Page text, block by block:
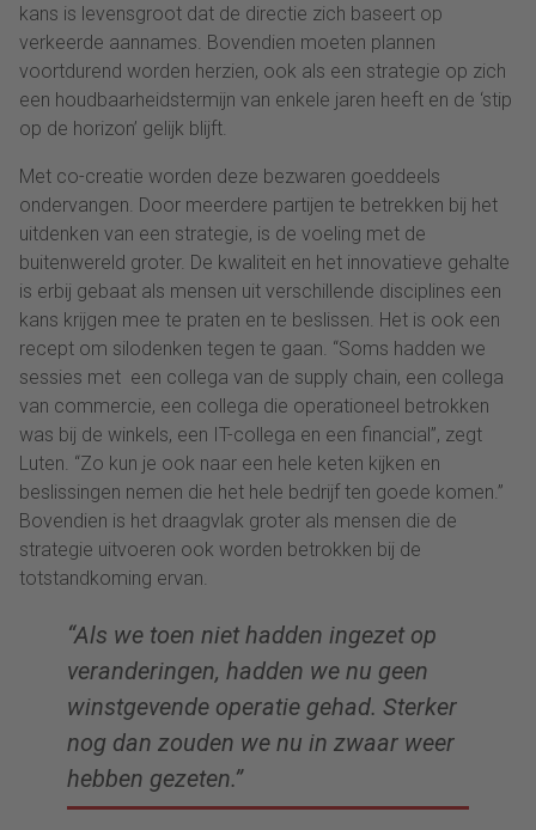
kans is levensgroot dat de directie zich baseert op
verkeerde aannames. Bovendien moeten plannen
voortdurend worden herzien, ook als een strategie op zich
een houdbaarheidstermijn van enkele jaren heeft en de ‘stip
op de horizon’ gelijk blijft.
Met co-creatie worden deze bezwaren goeddeels
ondervangen. Door meerdere partijen te betrekken bij het
uitdenken van een strategie, is de voeling met de
buitenwereld groter. De kwaliteit en het innovatieve gehalte
is erbij gebaat als mensen uit verschillende disciplines een
kans krijgen mee te praten en te beslissen. Het is ook een
recept om silodenken tegen te gaan. “Soms hadden we
sessies met een collega van de supply chain, een collega
van commercie, een collega die operationeel betrokken
was bij de winkels, een IT-collega en een financial”, zegt
Luten. “Zo kun je ook naar een hele keten kijken en
beslissingen nemen die het hele bedrijf ten goede komen.”
Bovendien is het draagvlak groter als mensen die de
strategie uitvoeren ook worden betrokken bij de
totstandkoming ervan.
“Als we toen niet hadden ingezet op
veranderingen, hadden we nu geen
winstgevende operatie gehad. Sterker
nog dan zouden we nu in zwaar weer
hebben gezeten.”